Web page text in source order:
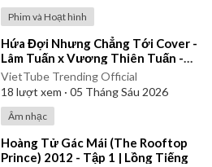
Phim và Hoạt hình
⁣Hứa Đợi Nhưng Chẳng Tới Cover -
Lâm Tuấn x Vương Thiên Tuấn -
Kiều Chi
VietTube Trending Official
18 lượt xem · 05 Tháng Sáu 2026
Âm nhạc
⁣Hoàng Tử Gác Mái (The Rooftop
Prince) 2012 - Tập 1 | Lồng Tiếng